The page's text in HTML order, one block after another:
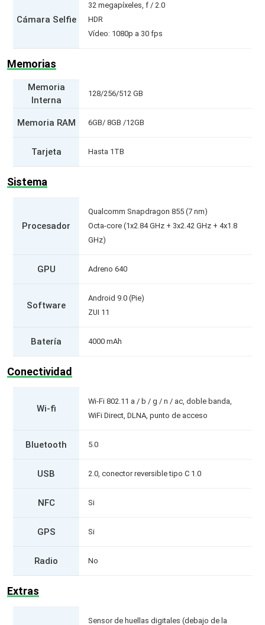
Cámara Selfie
32 megapíxeles, f / 2.0
HDR
Vídeo: 1080p a 30 fps
Memorias
Memoria
Interna
128/256/512 GB
Memoria RAM 6GB/ 8GB /12GB
Tarjeta Hasta 1TB
Sistema
Procesador
Qualcomm Snapdragon 855 (7 nm)
Octa-core (1x2.84 GHz + 3x2.42 GHz + 4x1.8
GHz)
GPU Adreno 640
Software
Android 9.0 (Pie)
ZUI 11
Batería 4000 mAh
Conectividad
Wi-fi
Wi-Fi 802.11 a / b / g / n / ac, doble banda,
WiFi Direct, DLNA, punto de acceso
Bluetooth 5.0
USB 2.0, conector reversible tipo C 1.0
NFC Si
GPS Si
Radio No
Extras
Sensor de huellas digitales (debajo de la